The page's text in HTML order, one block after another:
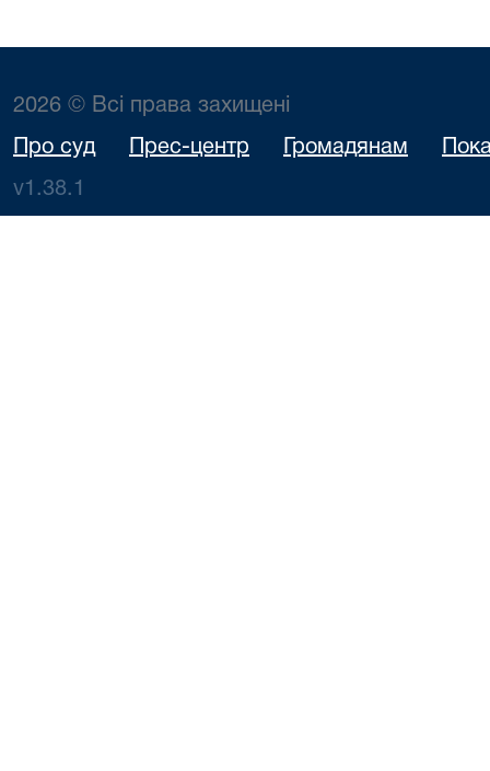
2026 © Всі права захищені
Про суд Прес-центр Громадянам
v1.38.1